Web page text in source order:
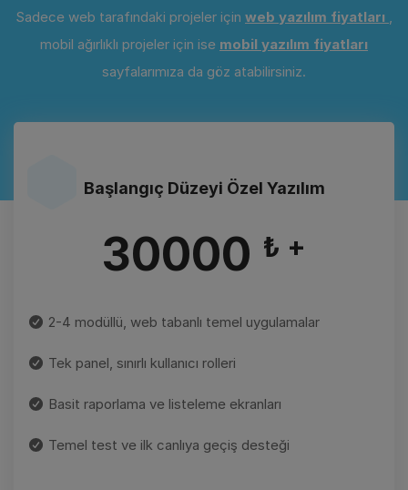
Sadece web tarafındaki projeler için web yazılım fiyatları ,
mobil ağırlıklı projeler için ise mobil yazılım fiyatları
sayfalarımıza da göz atabilirsiniz.
Başlangıç Düzeyi Özel Yazılım
30000 ₺ +
2-4 modüllü, web tabanlı temel uygulamalar
Tek panel, sınırlı kullanıcı rolleri
Basit raporlama ve listeleme ekranları
Temel test ve ilk canlıya geçiş desteği